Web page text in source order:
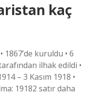
kaç
1867’de kuruldu • 6
ilhak edildi •
– 3 Kasım 1918 •
19182 satır daha